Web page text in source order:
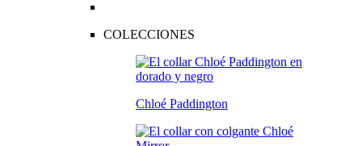
COLECCIONES
Chloé Paddington